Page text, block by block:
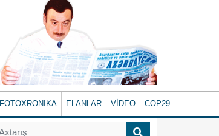
FOTOXRONIKA ELANLAR VİDEO COP29